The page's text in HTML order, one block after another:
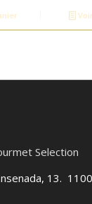
Selection
13.